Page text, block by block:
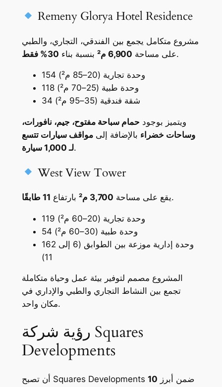
Remeny Glorya Hotel Residence
مشروع متكامل يجمع بين الفندقي، التجاري، والطبي
على مساحة 6,900 م² بنسبة بناء 30% فقط .
154 وحدة تجارية (20–85 م²)
118 وحدة طبية (25–70 م²)
34 شقة فندقية (35–95 م²)
ويتميز بوجود حمام سباحة مفتوح، جيم، نافورات،
وساحات خضراء بالإضافة إلىمواقف سيارات تتسع
لـ 1,000 سيارة.
West View Tower
يقع على مساحة 3,700 م² بارتفاع 11 طابقًا .
119 وحدة تجارية (20–60 م²)
54 وحدة طبية (30–60 م²)
162 وحدة إدارية موزعة بين الطوابق (6 إلى
11)
المشروع مصمم لتوفير بيئة عمل وحياة متكاملة
تجمع بين النشاط التجاري والطبي والإداري في
مكان واحد.
رؤية شركة Squares
Developments
أن تصبح Squares Developments ضمن أبرز 10